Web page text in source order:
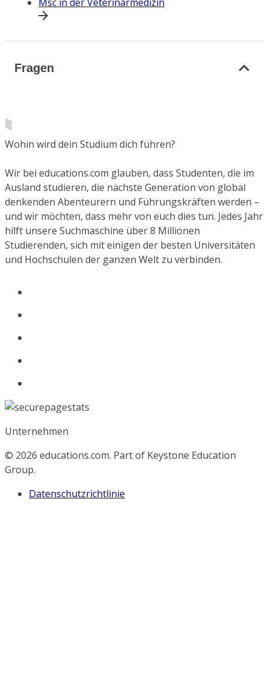
Msc in der Veterinärmedizin
Fragen
Wohin wird dein Studium dich führen?
Wir bei educations.com glauben, dass Studenten, die im
Ausland studieren, die nächste Generation von global
denkenden Abenteurern und Führungskräften werden –
und wir möchten, dass mehr von euch dies tun. Jedes Jahr
hilft unsere Suchmaschine über 8 Millionen
Studierenden, sich mit einigen der besten Universitäten
und Hochschulen der ganzen Welt zu verbinden.
Unternehmen
© 2026 educations.com. Part of Keystone Education
Group.
Datenschutzrichtlinie